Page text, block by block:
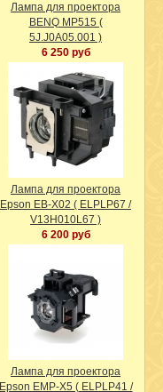
Лампа для проектора
BENQ MP515 (
5J.J0A05.001 )
6 250 руб
Лампа для проектора
Epson EB-X02 ( ELPLP67 /
V13H010L67 )
6 200 руб
Лампа для проектора
Epson EMP-X5 ( ELPLP41 /